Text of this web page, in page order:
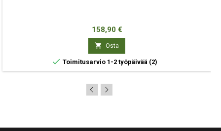
Hinta
158,90 €
 Osta
 Toimitusarvio 1-2 työpäivää (2)